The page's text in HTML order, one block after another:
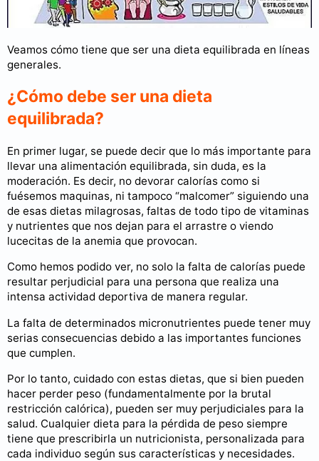
Veamos cómo tiene que ser una dieta equilibrada en líneas
generales.
¿Cómo debe ser una dieta
equilibrada?
En primer lugar, se puede decir que lo más importante para
llevar una alimentación equilibrada, sin duda, es la
moderación. Es decir, no devorar calorías como si
fuésemos maquinas, ni tampoco “malcomer” siguiendo una
de esas dietas milagrosas, faltas de todo tipo de vitaminas
y nutrientes que nos dejan para el arrastre o viendo
lucecitas de la anemia que provocan.
Como hemos podido ver, no solo la falta de calorías puede
resultar perjudicial para una persona que realiza una
intensa actividad deportiva de manera regular.
La falta de determinados micronutrientes puede tener muy
serias consecuencias debido a las importantes funciones
que cumplen.
Por lo tanto, cuidado con estas dietas, que si bien pueden
hacer perder peso (fundamentalmente por la brutal
restricción calórica), pueden ser muy perjudiciales para la
salud. Cualquier dieta para la pérdida de peso siempre
tiene que prescribirla un nutricionista, personalizada para
cada individuo según sus características y necesidades.